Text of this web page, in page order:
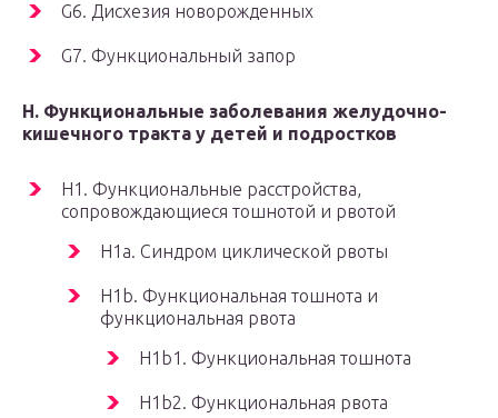
G6. Дисхезия новорожденных
G7. Функциональный запор
H. Функциональные заболевания желудочно-
кишечного тракта у детей и подростков
H1. Функциональные расстройства,
сопровождающиеся тошнотой и рвотой
H1a. Синдром циклической рвоты
H1b. Функциональная тошнота и
функциональная рвота
H1b1. Функциональная тошнота
H1b2. Функциональная рвота